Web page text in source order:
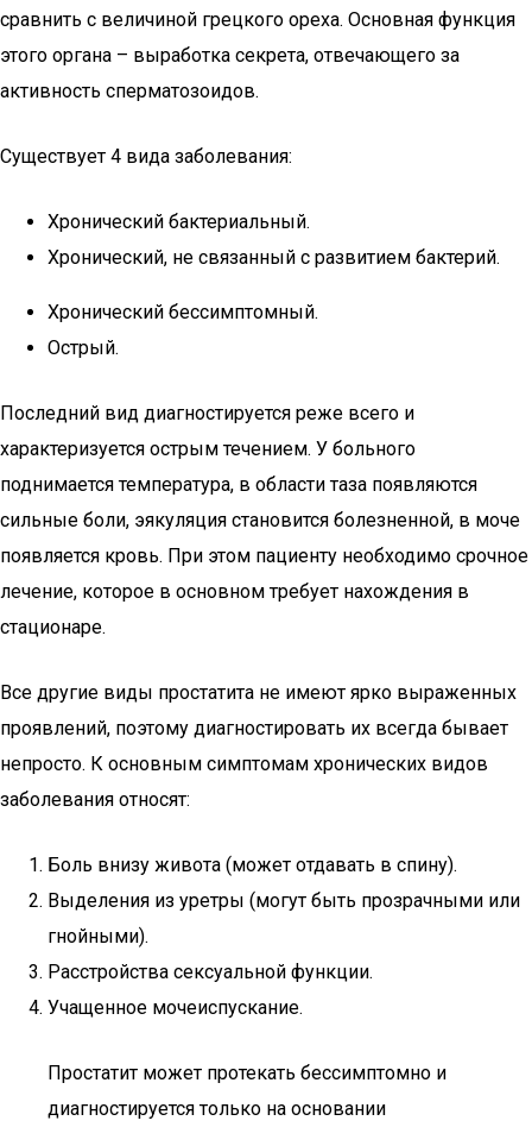
сравнить с величиной грецкого ореха. Основная функция
этого органа – выработка секрета, отвечающего за
активность сперматозоидов.
Существует 4 вида заболевания:
Хронический бактериальный.
Хронический, не связанный с развитием бактерий.
Хронический бессимптомный.
Острый.
Последний вид диагностируется реже всего и
характеризуется острым течением. У больного
поднимается температура, в области таза появляются
сильные боли, эякуляция становится болезненной, в моче
появляется кровь. При этом пациенту необходимо срочное
лечение, которое в основном требует нахождения в
стационаре.
Все другие виды простатита не имеют ярко выраженных
проявлений, поэтому диагностировать их всегда бывает
непросто. К основным симптомам хронических видов
заболевания относят:
Боль внизу живота (может отдавать в спину).
Выделения из уретры (могут быть прозрачными или
гнойными).
Расстройства сексуальной функции.
Учащенное мочеиспускание.
Простатит может протекать бессимптомно и
диагностируется только на основании